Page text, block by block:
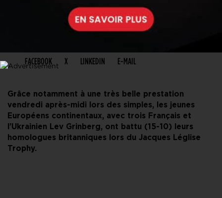
FACEBOOK X LINKEDIN E-MAIL
Grâce notamment à une très belle prestation
vendredi après-midi lors des simples, les jeunes
Européens continentaux, avec trois Français et
l’Ukrainien Lev Grinberg, ont battu (15-10) leurs
homologues britanniques lors du Jacques Léglise
Trophy.